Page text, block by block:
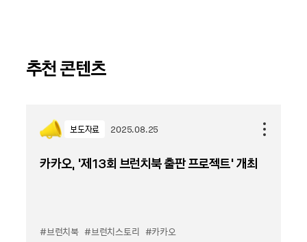
추천 콘텐츠
보도자료 2025.08.25
카카오, ‘제13회 브런치북 출판 프로젝트’ 개최
#브런치북 #브런치스토리 #카카오